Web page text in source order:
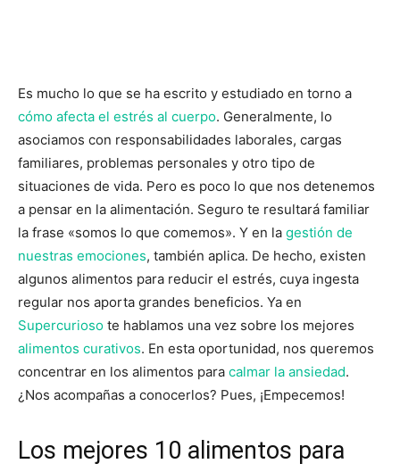
Es mucho lo que se ha escrito y estudiado en torno a
cómo afecta el estrés al cuerpo. Generalmente, lo
asociamos con responsabilidades laborales, cargas
familiares, problemas personales y otro tipo de
situaciones de vida. Pero es poco lo que nos detenemos
a pensar en la alimentación. Seguro te resultará familiar
la frase «somos lo que comemos». Y en la gestión de
nuestras emociones, también aplica. De hecho, existen
algunos alimentos para reducir el estrés, cuya ingesta
regular nos aporta grandes beneficios. Ya en
Supercurioso te hablamos una vez sobre los mejores
alimentos curativos. En esta oportunidad, nos queremos
concentrar en los alimentos para calmar la ansiedad.
¿Nos acompañas a conocerlos? Pues, ¡Empecemos!
Los mejores 10 alimentos para